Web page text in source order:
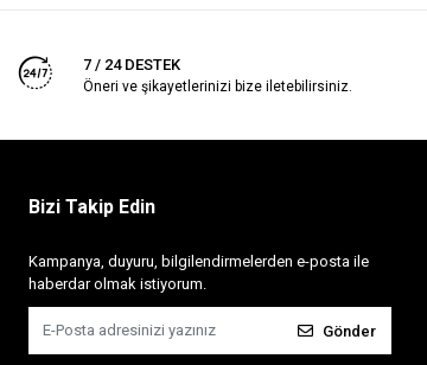
7 / 24 DESTEK
Öneri ve şikayetlerinizi bize iletebilirsiniz.
Bizi Takip Edin
Kampanya, duyuru, bilgilendirmelerden e-posta ile
haberdar olmak istiyorum.
Gönder